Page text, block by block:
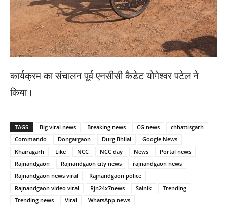
कार्यक्रम का संचालन पूर्व एनसीसी कैडेट योगेश्वर पटेल ने
किया।
TAGS Big viral news Breaking news CG news
chhattisgarh
Commando
Dongargaon Durg Bhilai
Google News
Khairagarh
Like NCC NCC day News
Portal news
Rajnandgaon
Rajnandgaon city news
rajnandgaon news
Rajnandgaon news viral
Rajnandgaon police
Rajnandgaon video viral
Rjn24x7news Sainik
Trending
Trending news
Viral WhatsApp news